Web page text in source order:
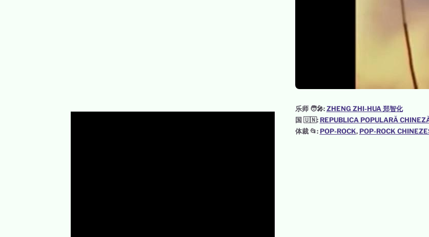
乐师 🧑‍🎤:ZHENG ZHI-HUA 郑智化
国 🇺🇳: REPUBLICA POPULARĂ
体裁 📂: POP-ROCK, POP-ROCK